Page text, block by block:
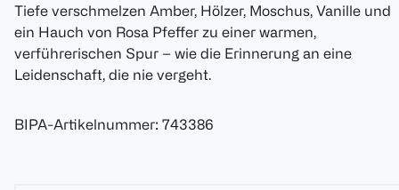
Tiefe verschmelzen Amber, Hölzer, Moschus, Vanille und
ein Hauch von Rosa Pfeffer zu einer warmen,
verführerischen Spur – wie die Erinnerung an eine
Leidenschaft, die nie vergeht.
BIPA-Artikelnummer: 743386